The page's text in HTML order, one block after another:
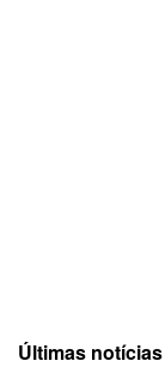
Últimas notícias